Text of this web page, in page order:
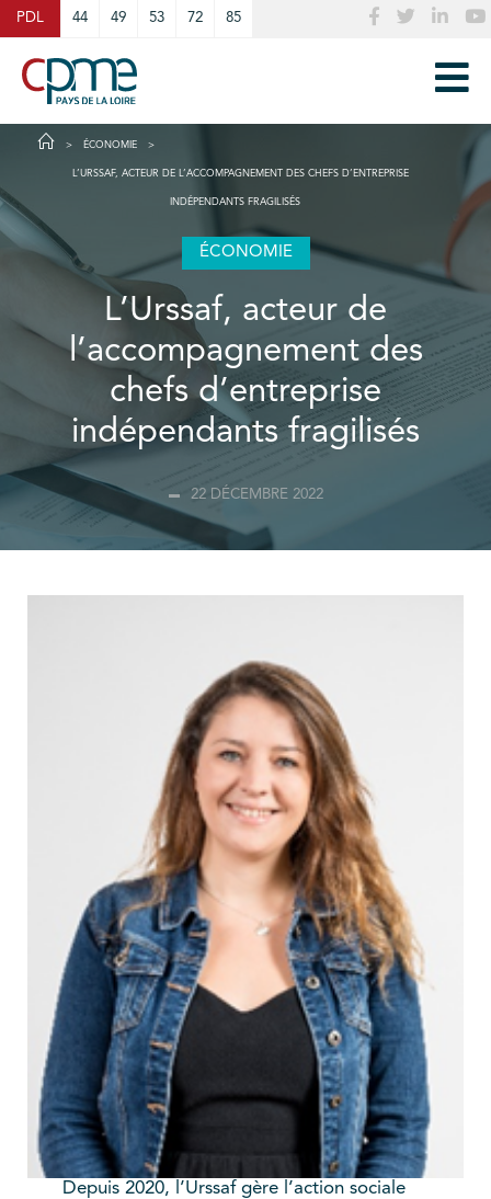
PDL 44 49 53 72 85
ÉCONOMIE
L’URSSAF, ACTEUR DE L’ACCOMPAGNEMENT DES CHEFS D’ENTREPRISE
INDÉPENDANTS FRAGILISÉS
ÉCONOMIE
L’Urssaf, acteur de
l’accompagnement des
chefs d’entreprise
indépendants fragilisés
22 DÉCEMBRE 2022
Depuis 2020, l’Urssaf gère l’action sociale
Cookies management panel